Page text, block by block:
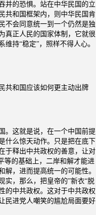
并的恐惧。站在中华民国的立
共和国框架内，则中华民国肯
不会同意统一到一个仍然是独
真正人民的国家体制，它就很
持“稳定”，照样不得人心。
共和国应该如何更主动出牌
。这就是说，在一个中国前提
什么惊天动作。只是把在底下
于释出中共政权的善意，让对
等的基础上，二岸和解才能进
，进而提高统一的可能性。
实，那么，把皇帝的”新衣“脱
的中共政权。这对于中共政权
民进党人嘲笑的尴尬局面要好